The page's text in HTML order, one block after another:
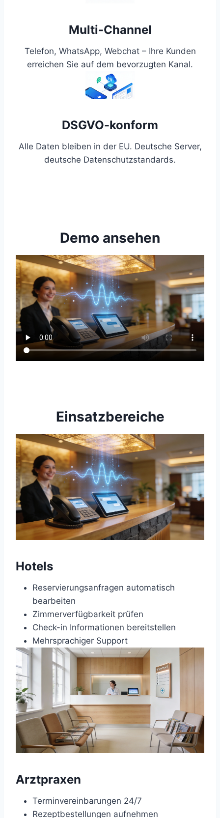
Multi-Channel
Telefon, WhatsApp, Webchat – Ihre Kunden
erreichen Sie auf dem bevorzugten Kanal.
DSGVO-konform
Alle Daten bleiben in der EU. Deutsche Server,
deutsche Datenschutzstandards.
Demo ansehen
Einsatzbereiche
Hotels
Reservierungsanfragen automatisch
bearbeiten
Zimmerverfügbarkeit prüfen
Check-in Informationen bereitstellen
Mehrsprachiger Support
Arztpraxen
Terminvereinbarungen 24/7
Rezeptbestellungen aufnehmen